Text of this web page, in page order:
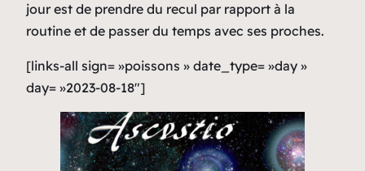
jour est de prendre du recul par rapport à la
routine et de passer du temps avec ses proches.
[links-all sign= »poissons » date_type= »day »
day= »2023-08-18″]